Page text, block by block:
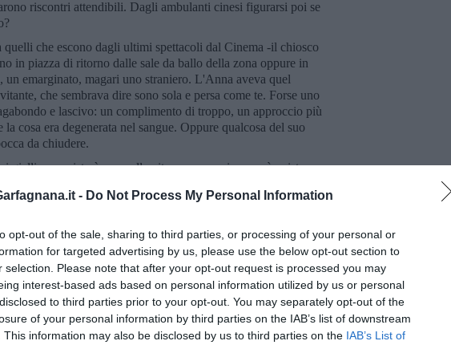
- Do Not Process My Personal Information
opt-out of the sale, sharing to third parties, or processing of your personal or
for targeted advertising by us, please use the below opt-out section to
selection. Please note that after your opt-out request is processed you may
interest-based ads based on personal information utilized by us or personal
to third parties prior to your opt-out. You may separately opt-out of the
of your personal information by third parties on the IAB’s list of downstream
This information may also be disclosed by us to third parties on the IAB’s List of
riscontri attendibili. Dagli ambulanti cinesi figurarsi poi se
che escono dagli ultimi spettacoli dal Cinema -il chiosco
in piazza di ritorno dalle sale da ballo della zona oppure in
emarginato, magari uno straniero. L'Anna aveva quel
che sembrava dire sono sola e persa come te. Forse uno
e lascivo: un complimento di troppo, un approccio più
cosa era degenerata nel sangue. Oppure qualcosa del suo
da chiudere.
gialli non esisterà, ma nella vita e per caso invece sì, esiste
delle indagini condotte con cura e poi, dopo un mesetto, il
"giallisti". La donna non aveva familiari, solo parenti
interpellati. A chi importava, in fondo. Il camper
dalle pratiche e immerso nelle nebbie della burocrazia, poi
storia e del passaggio sulla terra dell'Anna Biagini, del suo
ascoltando la tromba e la voce delicata e tormentata di
posero rimedio, se non alla vita, almeno a quel giorno. Un